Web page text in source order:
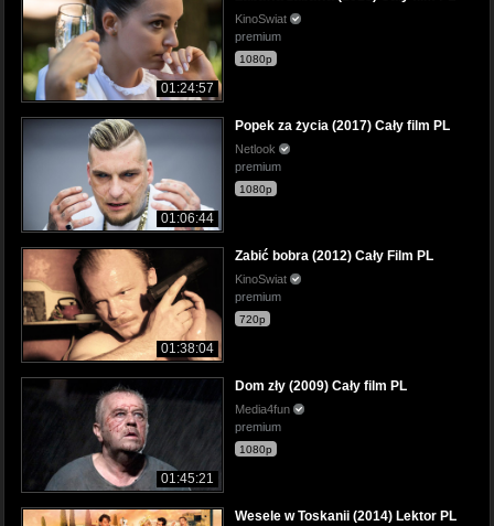
01:24:57
KinoSwiat
premium
1080p
01:06:44
Popek za życia (2017) Cały film PL
Netlook
premium
1080p
01:38:04
Zabić bobra (2012) Cały Film PL
KinoSwiat
premium
720p
01:45:21
Dom zły (2009) Cały film PL
Media4fun
premium
1080p
Wesele w Toskanii (2014) Lektor PL